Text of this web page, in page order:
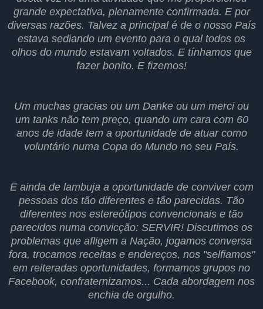
grande expectativa, plenamente confirmada. E por
diversas razões. Talvez a principal é de o nosso País
estava sediando um evento para o qual todos os
olhos do mundo estavam voltados. E tínhamos que
fazer bonito. E fizemos!
Um muchas gracias ou um Danke ou um merci ou
um tanks não tem preço, quando um cara com 60
anos de idade tem a oportunidade de atuar como
voluntário numa Copa do Mundo no seu País.
E ainda de lambuja a oportunidade de conviver com
pessoas dos tão diferentes e tão parecidas. Tão
diferentes nos estereótipos convencionais e tão
parecidos numa convicção: SERVIR! Discutimos os
problemas que afligem a Nação, jogamos conversa
fora, trocamos receitas e endereços, nos "selfiamos"
em reiteradas oportunidades, formamos grupos no
Facebook, confraternizamos... Cada abordagem nos
enchia de orgulho.